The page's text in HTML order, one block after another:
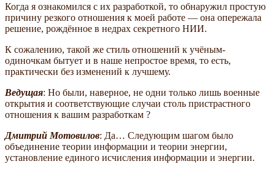
Когда я ознакомился с их разработкой, то обнаружил простую
причину резкого отношения к моей работе — она опережала
решение, рождённое в недрах секретного НИИ.
К сожалению, такой же стиль отношений к учёным-
одиночкам бытует и в наше непростое время, то есть,
практически без изменений к лучшему.
Ведущая: Но были, наверное, не одни только лишь военные
открытия и соответствующие случаи столь пристрастного
отношения к вашим разработкам ?
Дмитрий Мотовилов: Да… Следующим шагом было
объединение теории информации и теории энергии,
установление единого исчисления информации и энергии.